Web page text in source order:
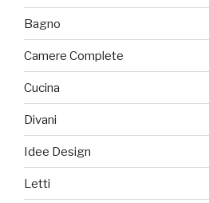
Bagno
Camere Complete
Cucina
Divani
Idee Design
Letti